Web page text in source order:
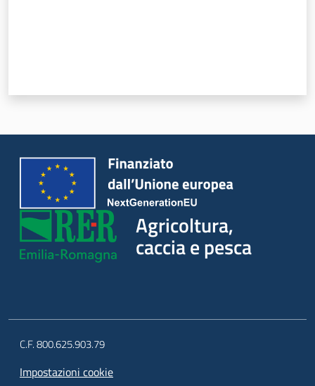
Agricoltura,
caccia e
pesca
Argomenti
Novità
Agricoltura,
caccia e pesca
C.F. 800.625.903.79
Impostazioni cookie